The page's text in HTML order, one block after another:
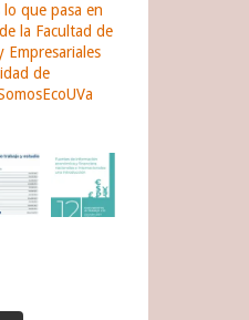
que pasa en
la Facultad de
Empresariales
de